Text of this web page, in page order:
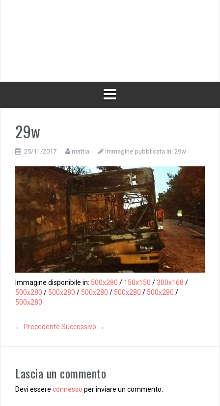
29w
25/11/2017 mattia Immagine pubblicata in: 29w
Immagine disponibile in: 500x280 / 150x150 / 300x168 /
500x280 / 500x280 / 500x280 / 500x280 / 500x280 /
500x280
← Precedente Successivo →
Lascia un commento
Devi essere connesso per inviare un commento.